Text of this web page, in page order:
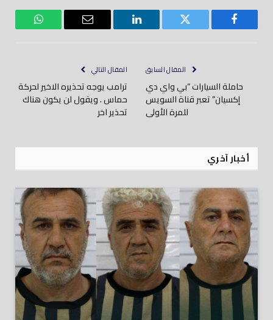
فيسبوك تويتر لينكدود
بريد
واتساب
المقال السابق
حاملة السيارات “بي واي دي
إكسيان” تعبر قناة السويس
للمرة الأولى
المقال التالي
ترامب يوجه تحذيره الاخير لحركة
حماس . ويقول لن يكون هناك
تحذير اخر
أخبار آخري